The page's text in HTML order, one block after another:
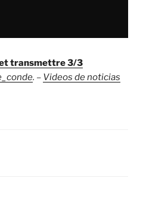
et transmettre 3/3
. – Videos de noticias